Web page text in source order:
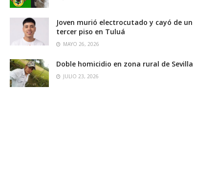
Joven murió electrocutado y cayó de un
tercer piso en Tuluá
MAYO 26, 2026
Doble homicidio en zona rural de Sevilla
JULIO 23, 2026